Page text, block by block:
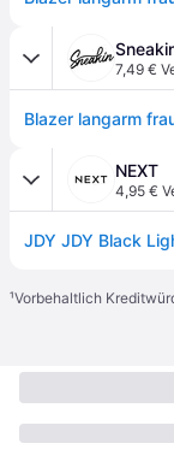
7,49 €
Blazer langarm
NEXT
4,95 €
JDY JDY Black
¹Vorbehaltlich